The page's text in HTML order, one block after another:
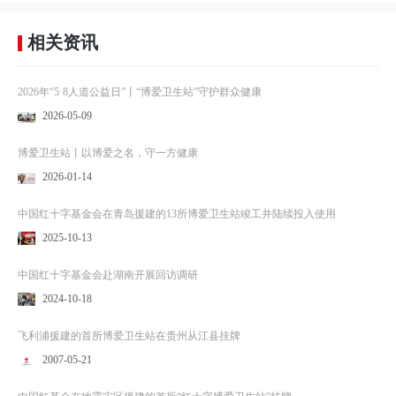
相关资讯
2026年“5·8人道公益日”丨“博爱卫生站”守护群众健康
2026-05-09
博爱卫生站丨以博爱之名，守一方健康
2026-01-14
中国红十字基金会在青岛援建的13所博爱卫生站竣工并陆续投入使用
2025-10-13
中国红十字基金会赴湖南开展回访调研
2024-10-18
飞利浦援建的首所博爱卫生站在贵州从江县挂牌
2007-05-21